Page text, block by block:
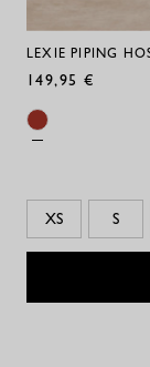
LEXIE PIPING
149,95 €
XS S